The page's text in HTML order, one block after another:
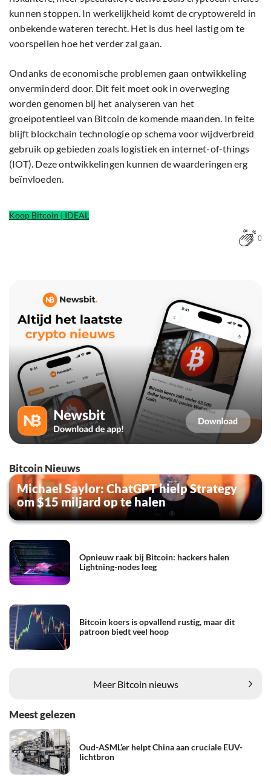
kunnen stoppen. In werkelijkheid komt de cryptowereld in
onbekende wateren terecht. Het is dus heel lastig om te
voorspellen hoe het verder zal gaan.
Ondanks de economische problemen gaan ontwikkeling
onverminderd door. Dit feit moet ook in overweging
worden genomen bij het analyseren van het
groeipotentieel van Bitcoin de komende maanden. In feite
blijft blockchain technologie op schema voor wijdverbreid
gebruik op gebieden zoals logistiek en internet-of-things
(IOT). Deze ontwikkelingen kunnen de waarderingen erg
beïnvloeden.
Koop Bitcoin | IDEAL
0
Bitcoin Nieuws
Michael Saylor: ChatGPT hielp Strategy
om $15 miljard op te halen
Opnieuw raak bij Bitcoin: hackers halen
Lightning-nodes leeg
Bitcoin koers is opvallend rustig, maar dit
patroon biedt veel hoop
Meer Bitcoin nieuws
Meest gelezen
Oud-ASML’er helpt China aan cruciale EUV-
lichtbron